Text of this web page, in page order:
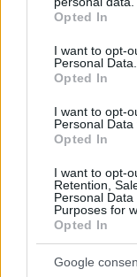
grant or deny
use your data for
consent section.
Opted In
I want to opt-
Personal Data.
Opted In
I want to opt-
Personal Data
Opted In
I want to opt-
Retention,
Personal
Purposes for
Opted In
Google